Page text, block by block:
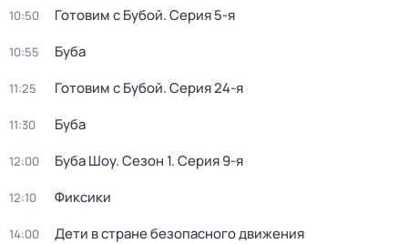
10:50 Готовим с Бубой. Серия 5-я
10:55 Буба
11:25 Готовим с Бубой. Серия 24-я
11:30 Буба
12:00 Буба Шоу. Сезон 1. Серия 9-я
12:10 Фиксики
14:00 Дети в стране безопасного движения